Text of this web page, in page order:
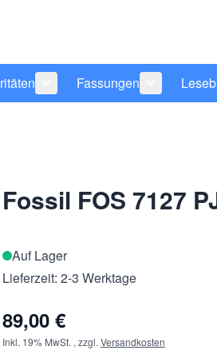
anzeigen
für Kategorie Unter 40 Euro
Untermenü für Kategorie
Fassungen
Fossil FOS 7127
Auf Lager
Lieferzeit: 2-3 Werktage
89,00 €
Inkl. 19% MwSt. , zzgl. Versandkosten